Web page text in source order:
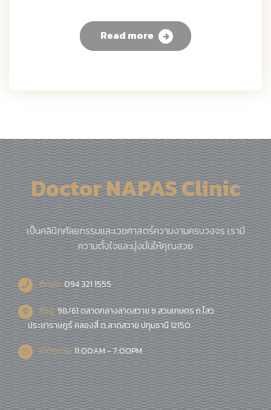
Read more
Doctor NAPAS Clinic
เป็นคลินิกศัลยกรรมและเวชศาสตร์ความงามครบวงจร เรามี
ความตั้งใจและมุ่งมั่นให้คุณสวย
ติดต่อ:094 321 1555
ที่อยู่:98/61 ตลาดกลางลาดสวาย ซ.สวนเกษตร ถ.ไสว
ประชาราษฎร์ คลองสี่ ต.ลาดสวาย ปทุมธานี 12150
เปิดทุกวัน:11:00AM - 7:00PM